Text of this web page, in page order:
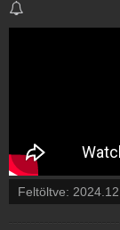
Feltöltve: